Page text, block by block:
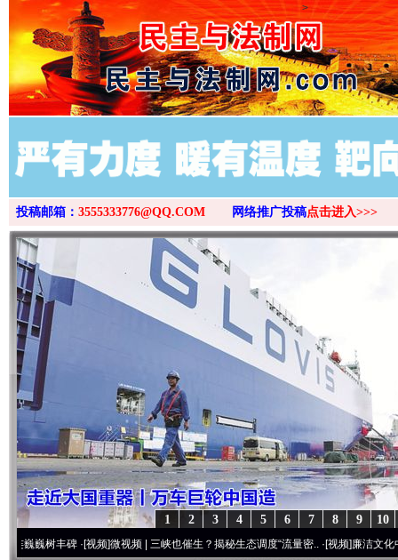
>
投稿邮箱： 3555333776@QQ.COM 网络推广投稿点击进入>>>
10
9
8
7
6
5
4
3
2
1
丰碑·[视频]微视频 | 三峡也催生？揭秘生态调度“流量密.. ·[视频]廉洁文化中国行 | 遵